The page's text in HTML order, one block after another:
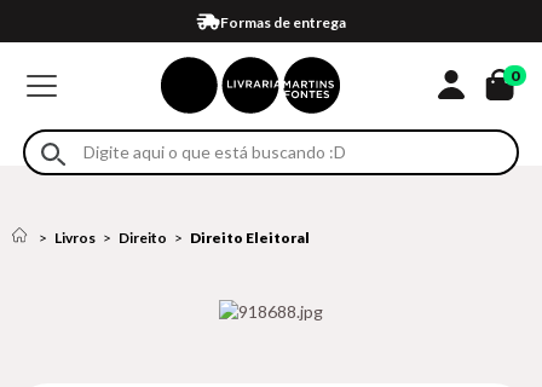
Formas de entrega
Compra 100% segura
Em até 4x sem juros no cartão*
Retire na loja
Eventos
0
Livros Direito Direito Eleitoral